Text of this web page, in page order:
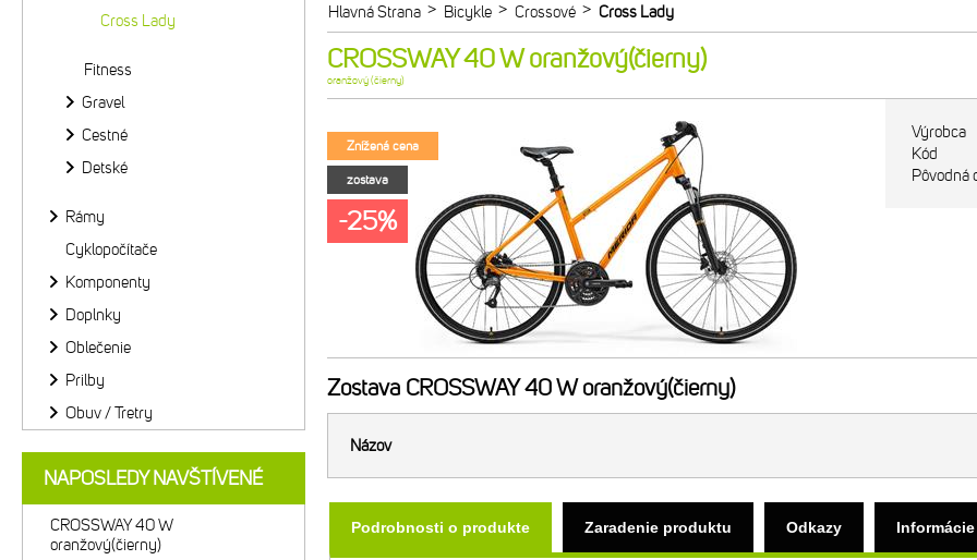
Hlavná Strana > Bicykle > Crossové > Cross Lady
CROSSWAY 40 W oranžový(čierny)
oranžový (čierny)
Znížená cena
zostava
-25%
Výrobca
Kód
Pôvodná
Zostava CROSSWAY 40 W oranžový(čierny)
Názov
Podrobnosti o produkte Zaradenie produktu Odkazy
Cross Lady
Fitness
Gravel
Cestné
Detské
Rámy
Cyklopočítače
Komponenty
Doplnky
Oblečenie
Prilby
Obuv / Tretry
NAPOSLEDY NAVŠTÍVENÉ
CROSSWAY 40 W
oranžový(čierny)